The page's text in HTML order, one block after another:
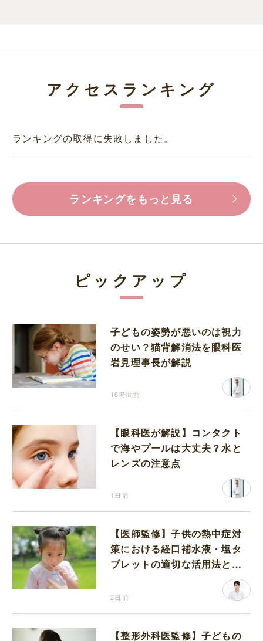
アクセスランキング
ランキングの取得に失敗しました。
ランキングをもっと見る
ピックアップ
子どもの姿勢が悪いのは視力
のせい？猫背解消法を眼科医
岩見理事長が解説
18時間前
【眼科医が解説】コンタクト
で海やプールは大丈夫？水と
レンズの注意点
1日前
【医師監修】子供の熱中症対
策における経口補水液・塩タ
ブレットの適切な活用法と水
2日前
【整形外科医監修】子どもの